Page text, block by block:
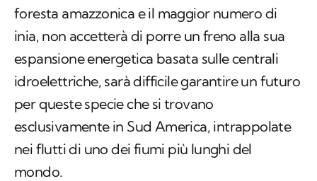
foresta amazzonica e il maggior numero di
inia, non accetterà di porre un freno alla sua
espansione energetica basata sulle centrali
idroelettriche, sarà difficile garantire un futuro
per queste specie che si trovano
esclusivamente in Sud America, intrappolate
nei flutti di uno dei fiumi più lunghi del
mondo.